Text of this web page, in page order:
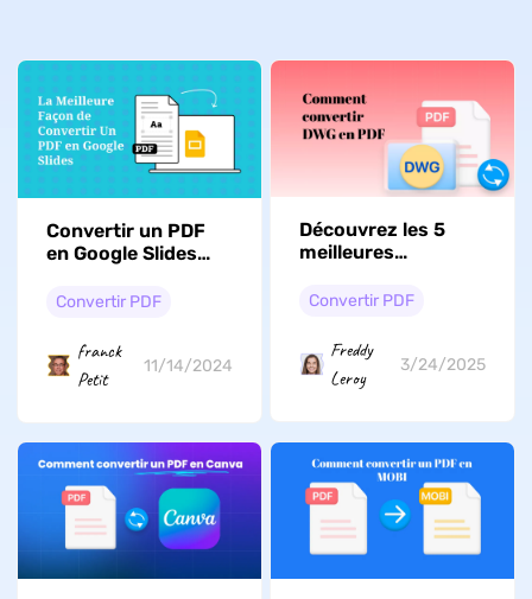
Convertir un PDF
en Google Slides
Mac
Convertir PDF
franck
Petit
11/14/2024
Découvrez les 5
meilleures
convertir des
Convertir PDF
Freddy
Leroy
3/24/2025